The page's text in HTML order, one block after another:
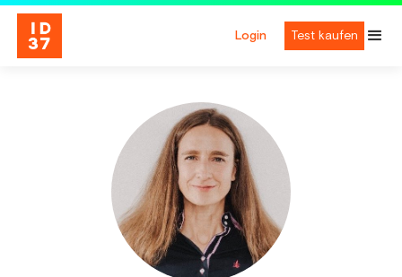
Login Test kaufen